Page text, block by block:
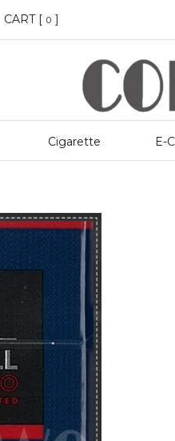
CART [ 0 ]
Cigarette E-